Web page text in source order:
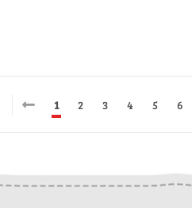
1 2 3 4 5 6